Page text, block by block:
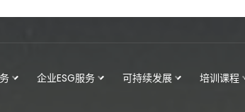
企业ESG服务 可持续发展 培训课程